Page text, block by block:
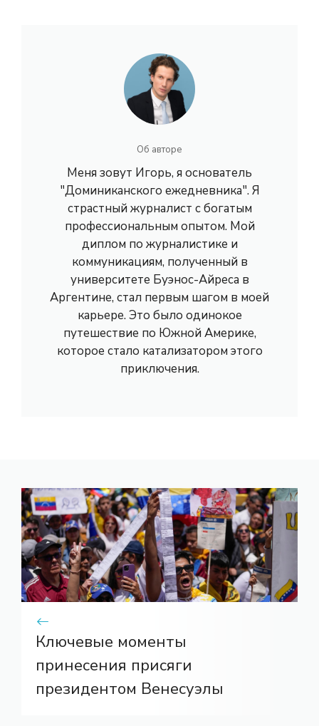
Об авторе
Меня зовут Игорь, я основатель
"Доминиканского ежедневника". Я
страстный журналист с богатым
профессиональным опытом. Мой
диплом по журналистике и
коммуникациям, полученный в
университете Буэнос-Айреса в
Аргентине, стал первым шагом в моей
карьере. Это было одинокое
путешествие по Южной Америке,
которое стало катализатором этого
приключения.
Ключевые моменты
принесения присяги
президентом Венесуэлы